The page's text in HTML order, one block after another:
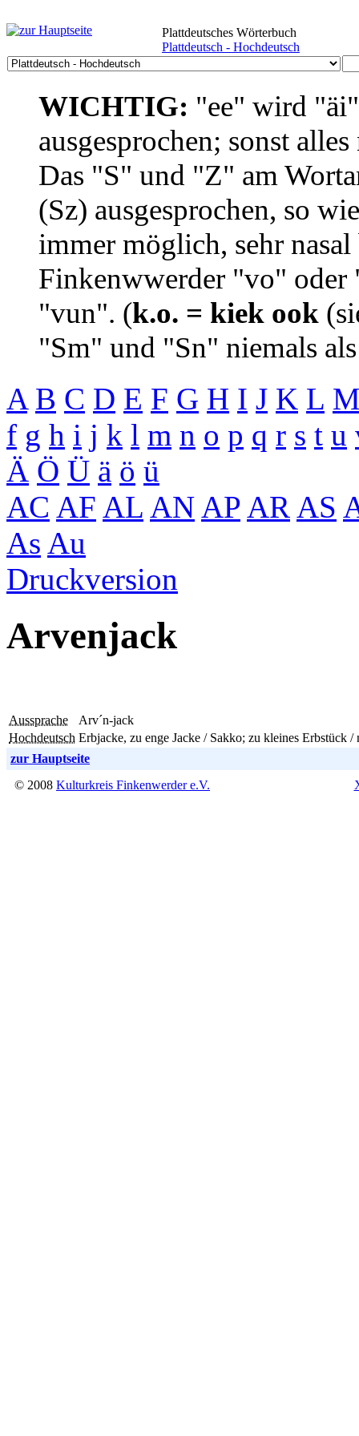
Plattdeutsches Wörterbuch
Plattdeutsch - Hochdeutsch
WICHTIG: "ee" wird
ausgesprochen; sonst
Das "S" und "Z" am
(Sz) ausgesprochen, so
immer möglich, sehr
Finkenwwerder "vo"
"vun". (k.o. = kiek ook
"Sm" und "Sn" niemals
A B C D E F G H I J K L
f g h i j k l m n o p q r s t u
Ä Ö Ü ä ö ü
AC AF AL AN AP AR AS
As Au
Druckversion
Arvenjack
Aussprache
Arv´n-jack
Hochdeutsch Erbjacke, zu enge Jacke / Sakko; zu kleines Erbstück
zur Hauptseite
© 2008 Kulturkreis Finkenwerder e.V.